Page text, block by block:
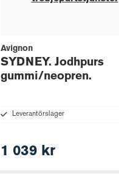
Avignon
SYDNEY. Jodhpurs
gummi/neopren.
Leverantörslager
1 039 kr